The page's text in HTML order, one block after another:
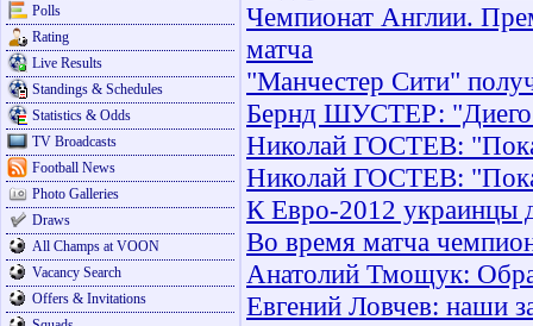
Polls
Rating
Live Results
Standings & Schedules
Statistics & Odds
TV Broadcasts
Football News
Photo Galleries
Draws
All Champs at VOON
Vacancy Search
Offers & Invitations
Чемпионат Англии.
матча
"Манчестер Сити"
Бернд ШУСТЕР: "Диего
Николай ГОСТЕВ: "Пока
Николай ГОСТЕВ: "Пока
К Евро-2012 украинцы
Во время матча
Анатолий Тмощук:
Евгений Ловчев: наши